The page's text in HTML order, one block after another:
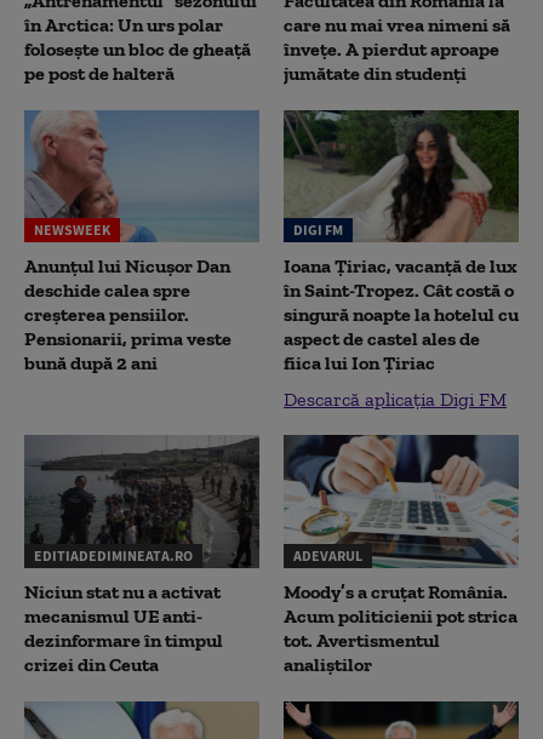
în Arctica: Un urs polar
folosește un bloc de gheață
pe post de halteră
care nu mai vrea nimeni să
înveţe. A pierdut aproape
jumătate din studenţi
NEWSWEEK
Anunțul lui Nicușor Dan
deschide calea spre
creșterea pensiilor.
Pensionarii, prima veste
bună după 2 ani
DIGI FM
Ioana Țiriac, vacanță de lux
în Saint-Tropez. Cât costă o
singură noapte la hotelul cu
aspect de castel ales de
fiica lui Ion Țiriac
Descarcă aplicația Digi FM
EDITIADEDIMINEATA.RO
Niciun stat nu a activat
mecanismul UE anti-
dezinformare în timpul
crizei din Ceuta
ADEVARUL
Moody’s a cruțat România.
Acum politicienii pot strica
tot. Avertismentul
analiștilor